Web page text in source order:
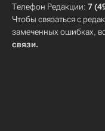
Телефон Редакции: 7
Чтобы связаться с
замеченных ошибках,
связи.